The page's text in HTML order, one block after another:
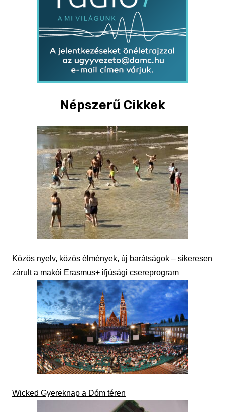
Népszerű Cikkek
Közös nyelv, közös élmények, új barátságok – sikeresen
zárult a makói Erasmus+ ifjúsági csereprogram
Wicked Gyereknap a Dóm téren